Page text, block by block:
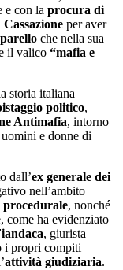
e con la procura di
per aver
che nella sua
il valico “mafia e
storia italiana
politico,
Antimafia, intorno
e donne di
dall’ex generale dei
nell’ambito
procedurale, nonché
come ha evidenziato
, giurista
i propri compiti
attività giudiziaria.